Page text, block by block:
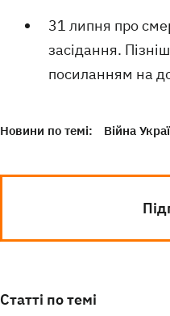
31 липня про
засідання.
посиланням на
Новини по темі: Війна
Статті по темі